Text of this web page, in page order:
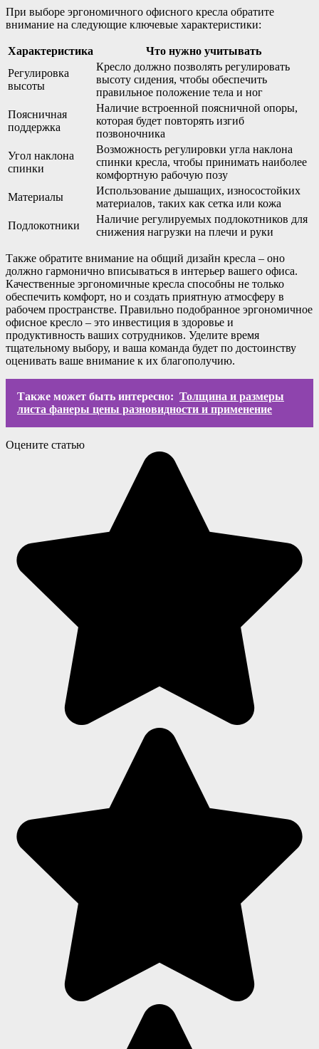
При выборе эргономичного офисного кресла обратите
внимание на следующие ключевые характеристики:
Характеристика
Что нужно учитывать
Регулировка
высоты
Кресло должно позволять регулировать
высоту сидения, чтобы обеспечить
правильное положение тела и ног
Поясничная
поддержка
Наличие встроенной поясничной опоры,
которая будет повторять изгиб
позвоночника
Угол наклона
спинки
Возможность регулировки угла наклона
спинки кресла, чтобы принимать наиболее
комфортную рабочую позу
Материалы
Использование дышащих, износостойких
материалов, таких как сетка или кожа
Подлокотники
Наличие регулируемых подлокотников для
снижения нагрузки на плечи и руки
Также обратите внимание на общий дизайн кресла – оно
должно гармонично вписываться в интерьер вашего офиса.
Качественные эргономичные кресла способны не только
обеспечить комфорт, но и создать приятную атмосферу в
рабочем пространстве. Правильно подобранное эргономичное
офисное кресло – это инвестиция в здоровье и
продуктивность ваших сотрудников. Уделите время
тщательному выбору, и ваша команда будет по достоинству
оценивать ваше внимание к их благополучию.
Также может быть интересно: Толщина и размеры
листа фанеры цены разновидности и применение
Оцените статью